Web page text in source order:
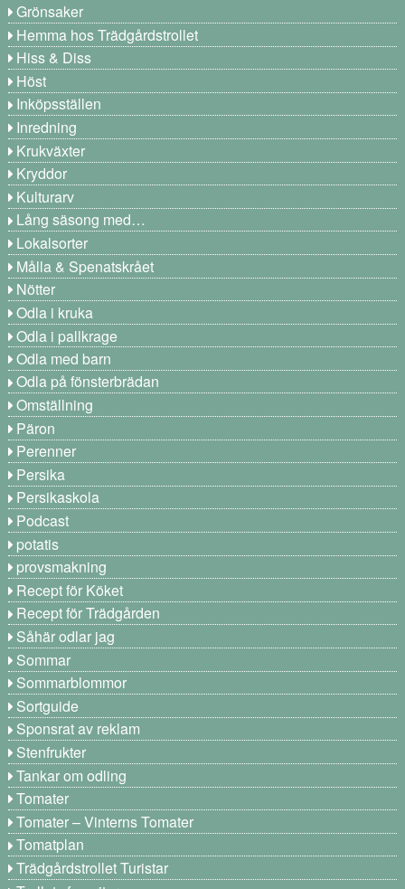
Grönsaker
Hemma hos Trädgårdstrollet
Hiss & Diss
Höst
Inköpsställen
Inredning
Krukväxter
Kryddor
Kulturarv
Lång säsong med…
Lokalsorter
Målla & Spenatskrået
Nötter
Odla i kruka
Odla i pallkrage
Odla med barn
Odla på fönsterbrädan
Omställning
Päron
Perenner
Persika
Persikaskola
Podcast
potatis
provsmakning
Recept för Köket
Recept för Trädgården
Såhär odlar jag
Sommar
Sommarblommor
Sortguide
Sponsrat av reklam
Stenfrukter
Tankar om odling
Tomater
Tomater – Vinterns Tomater
Tomatplan
Trädgårdstrollet Turistar